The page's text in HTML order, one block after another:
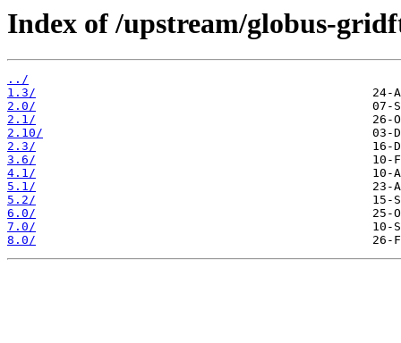
Index of /upstream/globus-
../
1.3/
2.0/
2.1/
2.10/
2.3/
3.6/
4.1/
5.1/
5.2/
6.0/
7.0/
8.0/